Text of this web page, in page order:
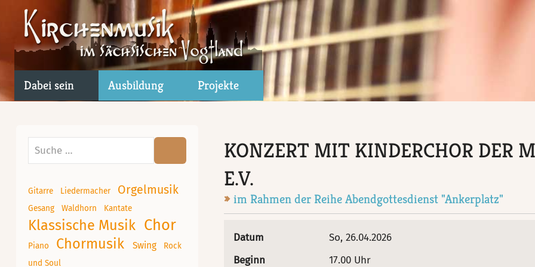
Dabei sein Ausbildung Projekte
Suchen
Gitarre Liedermacher Orgelmusik
Gesang Waldhorn Kantate
Klassische Musik Chor
Piano Chormusik Swing
Rock
und Soul
KONZERT MIT KINDERCHOR DER
E.V.
im Rahmen der Reihe Abendgottesdienst "Ankerplatz"
Datum
So, 26.04.2026
Beginn
17.00 Uhr